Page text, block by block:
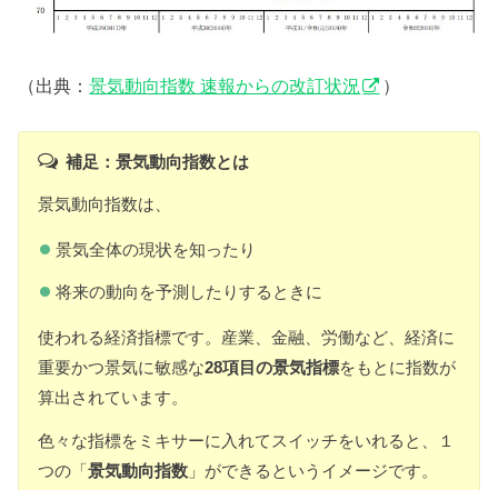
（出典：景気動向指数 速報からの改訂状況 ）
補足：景気動向指数とは
景気動向指数は、
景気全体の現状を知ったり
将来の動向を予測したりするときに
使われる経済指標です。産業、金融、労働など、経済に
重要かつ景気に敏感な28項目の景気指標をもとに指数が
算出されています。
色々な指標をミキサーに入れてスイッチをいれると、１
つの「景気動向指数 」ができるというイメージです。